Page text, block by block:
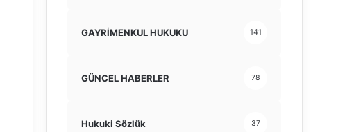
GAYRİMENKUL HUKUKU 141
GÜNCEL HABERLER 78
Hukuki Sözlük 37